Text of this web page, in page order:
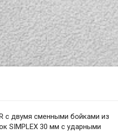
с двумя сменными бойками из
SIMPLEX 30 мм с ударными